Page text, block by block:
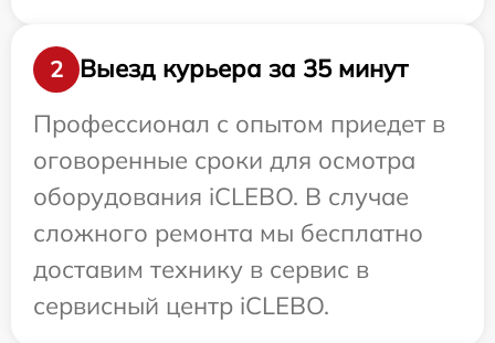
2
Выезд курьера за 35 минут
Профессионал с опытом приедет в
оговоренные сроки для осмотра
оборудования iCLEBO. В случае
сложного ремонта мы бесплатно
доставим технику в сервис в
сервисный центр iCLEBO.